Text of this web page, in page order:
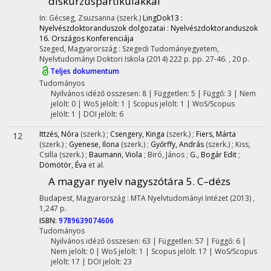
In: Gécseg, Zsuzsanna (szerk.) LingDok13 :
Nyelvészdoktoranduszok dolgozatai : Nyelvészdoktoranduszok
16. Országos Konferenciája
Szeged, Magyarország : Szegedi Tudományegyetem,
Nyelvtudományi Doktori Iskola (2014)222 p. pp. 27-46. , 20 p.
Teljes dokumentum
Tudományos
Nyilvános idéző összesen: 8| Független: 5 | Függő: 3 | Nem
jelölt: 0 | WoS jelölt: 1 | Scopus jelölt: 1 | WoS/Scopus
jelölt: 1 | DOI jelölt: 6
12 Ittzés, Nóra (szerk.) ; Csengery, Kinga (szerk.) ; Fiers, Márta
(szerk.) ; Gyenese, Ilona (szerk.) ; Győrffy, András (szerk.) ; Kiss,
Csilla (szerk.) ; Baumann, Viola ; Biró, János ; G., Bogár Edit ;
Dömötör, Éva et al.
A magyar nyelv nagyszótára 5. C–dézs
Budapest, Magyarország : MTA Nyelvtudományi Intézet (2013) ,
1,247 p.
ISBN: 9789639074606
Tudományos
Nyilvános idéző összesen: 63 | Független: 57 | Függő: 6 |
Nem jelölt: 0 | WoS jelölt: 1 | Scopus jelölt: 17 | WoS/Scopus
jelölt: 17 | DOI jelölt: 23